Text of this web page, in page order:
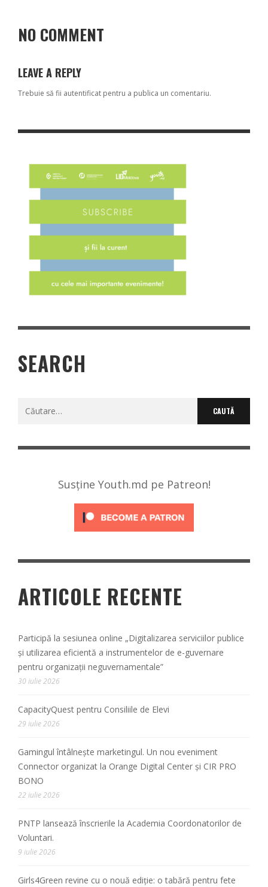
NO COMMENT
LEAVE A REPLY
Trebuie să fii autentificat pentru a publica un comentariu.
SEARCH
Caută
Susține Youth.md pe Patreon!
ARTICOLE RECENTE
Participă la sesiunea online „Digitalizarea serviciilor publice
și utilizarea eficientă a instrumentelor de e-guvernare
pentru organizații neguvernamentale”
30 iulie 2026
CapacityQuest pentru Consiliile de Elevi
29 iulie 2026
Gamingul întâlnește marketingul. Un nou eveniment
Connector organizat la Orange Digital Center și CIR PRO
BONO
22 iulie 2026
PNTP lansează înscrierile la Academia Coordonatorilor de
Voluntari.
9 iulie 2026
Girls4Green revine cu o nouă ediție: o tabără pentru fete